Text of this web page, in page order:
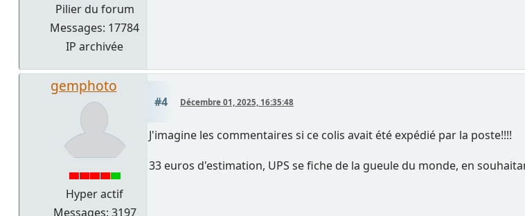
Pilier du forum
Messages: 17784
IP archivée
gemphoto
Hyper actif
Messages: 3197
#4 Décembre 01, 2025, 16:35:48
J'imagine les commentaires si ce colis avait été expédié par la poste!!!!
33 euros d'estimation, UPS se fiche de la gueule du monde, en